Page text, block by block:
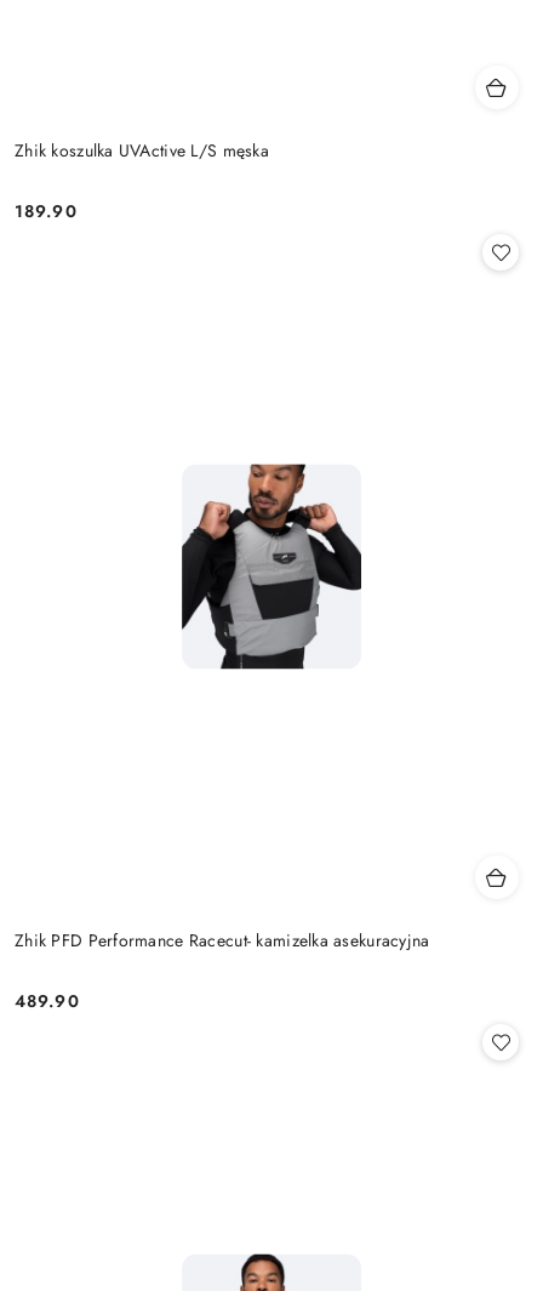
Zhik koszulka UVActive L/S męska
Cena:
189.90
Zhik PFD Performance Racecut- kamizelka asekuracyjna
Cena:
489.90